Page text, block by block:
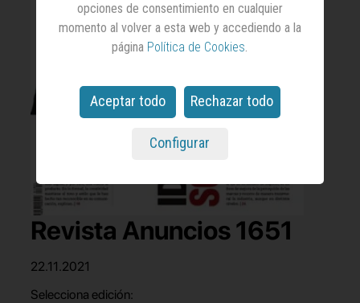
Revista Anuncios 1651
22.11.2021
Selecciona edición:
opciones de consentimiento en cualquier
momento al volver a esta web y accediendo a la
página Política de Cookies.
Aceptar todo Rechazar todo
Configurar